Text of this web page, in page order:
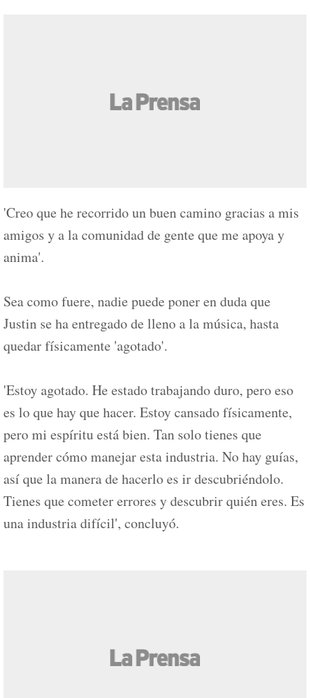
'Creo que he recorrido un buen camino gracias a mis
amigos y a la comunidad de gente que me apoya y
anima'.
Sea como fuere, nadie puede poner en duda que
Justin se ha entregado de lleno a la música, hasta
quedar físicamente 'agotado'.
'Estoy agotado. He estado trabajando duro, pero eso
es lo que hay que hacer. Estoy cansado físicamente,
pero mi espíritu está bien. Tan solo tienes que
aprender cómo manejar esta industria. No hay guías,
así que la manera de hacerlo es ir descubriéndolo.
Tienes que cometer errores y descubrir quién eres. Es
una industria difícil', concluyó.